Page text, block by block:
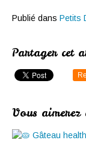
Publié dans Petits
Partager cet
Vous aimerez